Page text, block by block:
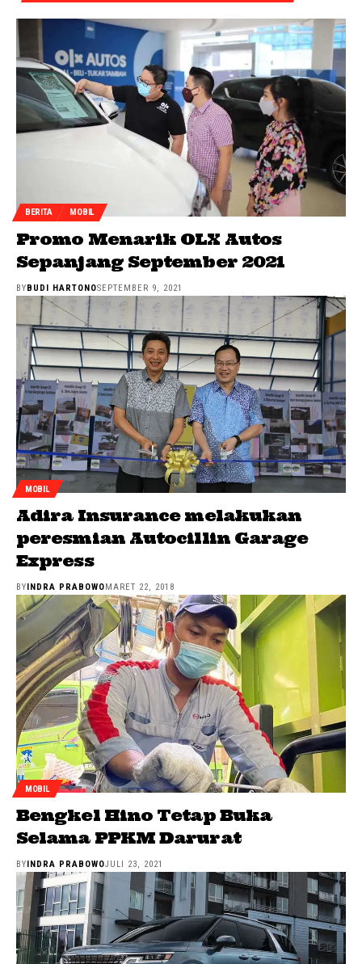
BERITA MOBIL
Promo Menarik OLX Autos
Sepanjang September 2021
BYBUDI HARTONOSEPTEMBER 9, 2021
MOBIL
Adira Insurance melakukan
peresmian Autocillin Garage
Express
BY INDRA PRABOWO MARET 22, 2018
MOBIL
Bengkel Hino Tetap Buka
Selama PPKM Darurat
BY INDRA PRABOWOJULI 23, 2021